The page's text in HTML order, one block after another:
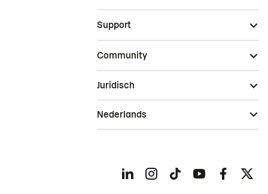
Support
Community
Juridisch
Nederlands